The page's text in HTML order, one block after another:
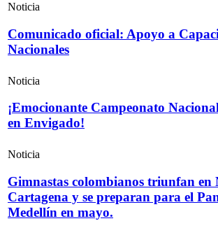
Noticia
Comunicado oficial: Apoyo a
Nacionales
Noticia
¡Emocionante Campeonato
en Envigado!
Noticia
Gimnastas colombianos triunfan en
Cartagena y se preparan para el
Medellín en mayo.